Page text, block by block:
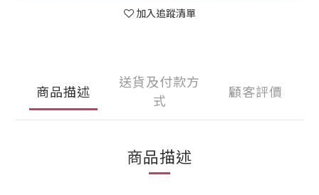
加入追蹤清單
商品描述
送貨及付款方
式
顧客評價
商品描述